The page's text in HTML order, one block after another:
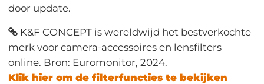
door update.
K&F CONCEPT is wereldwijd het bestverkochte
merk voor camera-accessoires en lensfilters
online. Bron: Euromonitor, 2024.
Klik hier om de filterfuncties te bekijken